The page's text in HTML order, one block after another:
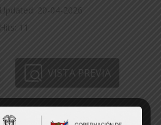
Updated: 20-04-2026
Hits: 11
VISTA PREVIA